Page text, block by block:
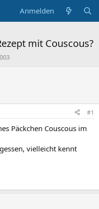
Anmelden
mit Couscous?
#1
Päckchen Couscous im
vielleicht kennt